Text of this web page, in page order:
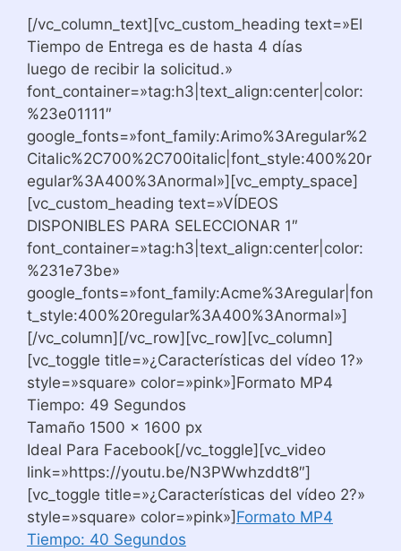
[/vc_column_text][vc_custom_heading text=»El
Tiempo de Entrega es de hasta 4 días
luego de recibir la solicitud.»
font_container=»tag:h3|text_align:center|color:
%23e01111″
google_fonts=»font_family:Arimo%3Aregular%2
Citalic%2C700%2C700italic|font_style:400%20r
egular%3A400%3Anormal»][vc_empty_space]
[vc_custom_heading text=»VÍDEOS
DISPONIBLES PARA SELECCIONAR 1″
font_container=»tag:h3|text_align:center|color:
%231e73be»
google_fonts=»font_family:Acme%3Aregular|fon
t_style:400%20regular%3A400%3Anormal»]
[/vc_column][/vc_row][vc_row][vc_column]
[vc_toggle title=»¿Características del vídeo 1?»
style=»square» color=»pink»]Formato MP4
Tiempo: 49 Segundos
Tamaño 1500 x 1600 px
Ideal Para Facebook[/vc_toggle][vc_video
link=»https://youtu.be/N3PWwhzddt8″]
[vc_toggle title=»¿Características del vídeo 2?»
style=»square» color=»pink»] Formato MP4
Tiempo: 40 Segundos